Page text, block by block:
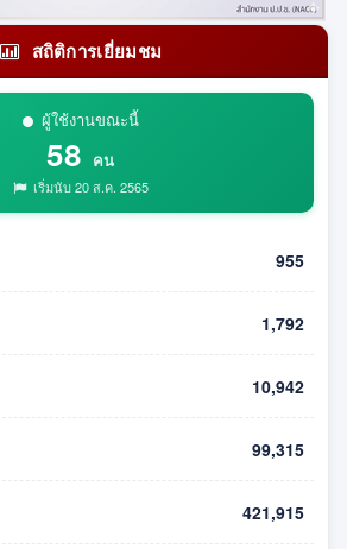
สถิติการเยี่ยมชม
ผู้ใช้งานขณะนี้
58 คน
เริ่มนับ 20 ส.ค. 2565
955
1,792
10,942
99,315
421,915